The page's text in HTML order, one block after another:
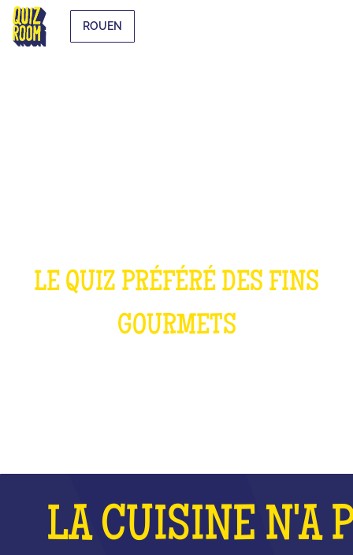
ROUEN
LE QUIZ PRÉFÉRÉ DES FINS
GOURMETS
LA CUISINE N'A